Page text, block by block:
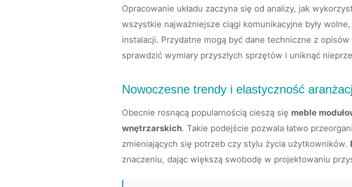
Opracowanie układu zaczyna się od analizy, jak
wszystkie najważniejsze ciągi komunikacyjne były
instalacji. Przydatne mogą być dane techniczne z
sprawdzić wymiary przyszłych sprzętów i uniknąć
Nowoczesne trendy i elastyczność
Obecnie rosnącą popularnością cieszą się meble
wnętrzarskich. Takie podejście pozwala łatwo
zmieniających się potrzeb czy stylu życia użytkowników.
znaczeniu, dając większą swobodę w projektowaniu